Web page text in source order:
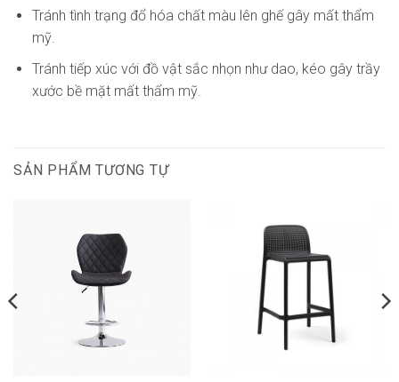
Tránh tình trạng đổ hóa chất màu lên ghế gây mất thẩm
mỹ.
Tránh tiếp xúc với đồ vật sắc nhọn như dao, kéo gây trầy
xước bề mặt mất thẩm mỹ.
SẢN PHẨM TƯƠNG TỰ